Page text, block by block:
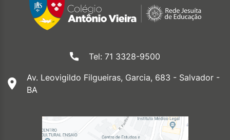
Tel: 71 3328-9500
Av. Leovigildo Filgueiras, Garcia, 683 - Salvador -
BA